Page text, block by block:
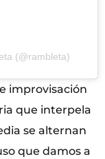
(@rambleta)
improvisación
que interpela
se alternan
que damos a